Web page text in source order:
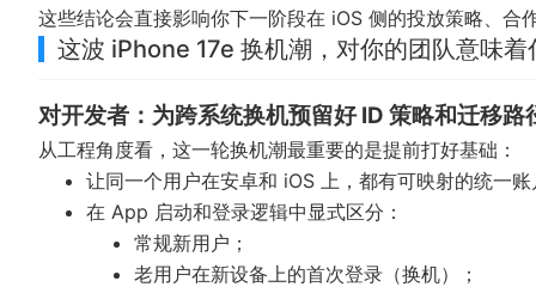
这些结论会直接影响你下一阶段在 iOS 侧的投放策略、合
这波 iPhone 17e 换机潮，对你的团队意味着
对开发者：为跨系统换机预留好 ID 策略和迁移路
从工程角度看，这一轮换机潮最重要的是提前打好基础：
让同一个用户在安卓和 iOS 上，都有可映射的统一
在 App 启动和登录逻辑中显式区分：
常规新用户；
老用户在新设备上的首次登录（换机）；